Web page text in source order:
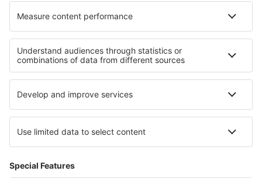
Hotels auf der Pyrenees Mountains
Hotels auf den Kanarischen Inseln Hotels in San Antonio Bay
Hotels in Darién Hotels in Bretagne
Hotels in Nationalpark Dzūkija
Hotels in Santa Catalina Island